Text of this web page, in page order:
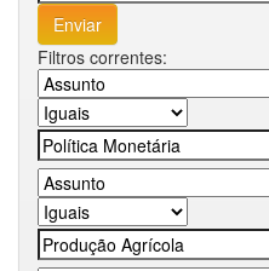
Filtros correntes: